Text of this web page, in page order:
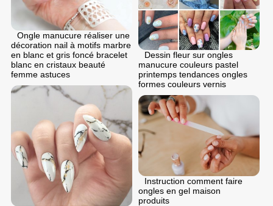
Ongle manucure réaliser une
décoration nail à motifs marbre
en blanc et gris foncé bracelet
blanc en cristaux beauté
femme astuces
Dessin fleur sur ongles
manucure couleurs pastel
printemps tendances ongles
formes couleurs vernis
Instruction comment faire
ongles en gel maison
produits